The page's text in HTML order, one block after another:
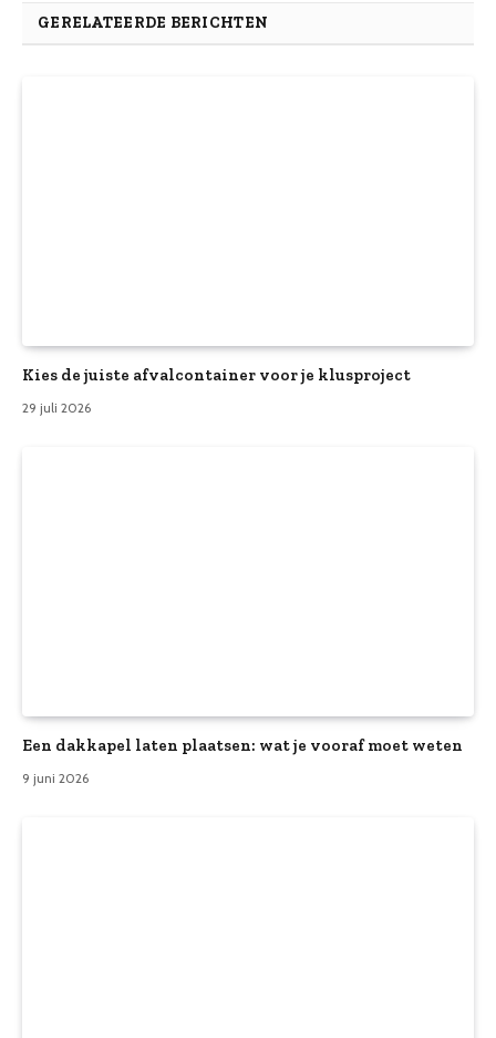
GERELATEERDE BERICHTEN
Kies de juiste afvalcontainer voor je klusproject
29 juli 2026
Een dakkapel laten plaatsen: wat je vooraf moet weten
9 juni 2026